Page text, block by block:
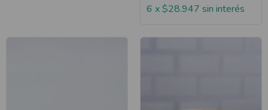
6 x$28.947 sin interés